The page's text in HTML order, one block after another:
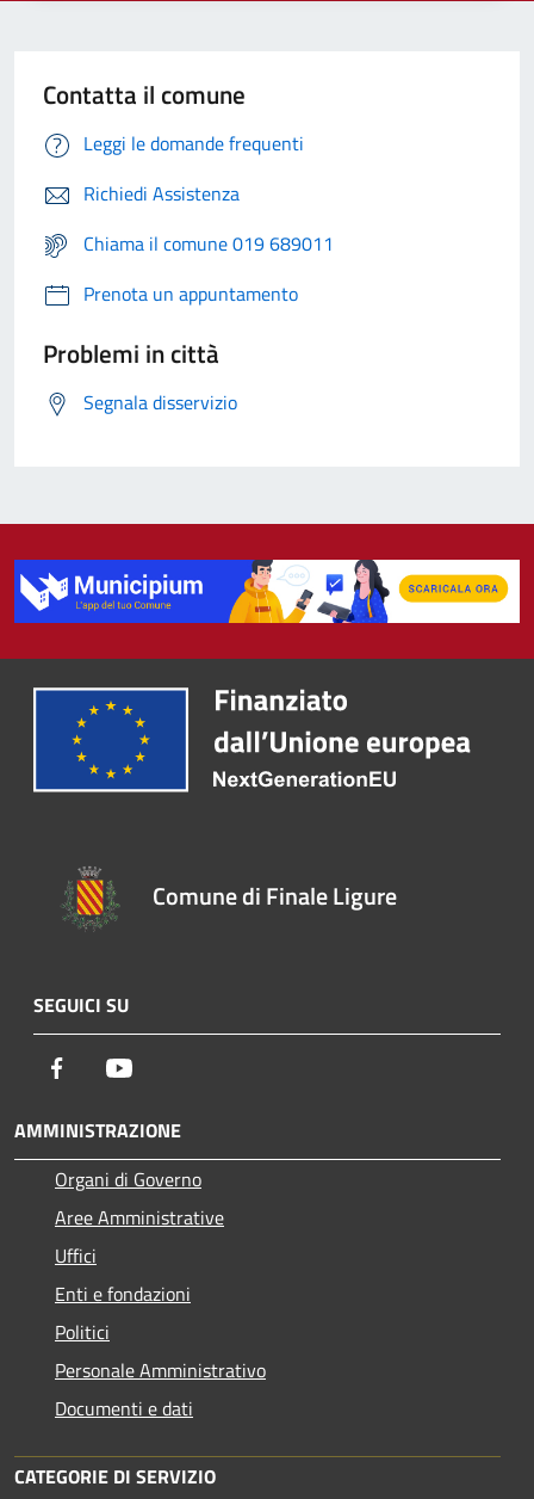
Contatta il comune
Leggi le domande frequenti
Richiedi Assistenza
Chiama il comune 019 689011
Prenota un appuntamento
Problemi in città
Segnala disservizio
Comune di Finale Ligure
SEGUICI SU
Facebook
AMMINISTRAZIONE
Organi di Governo
Aree Amministrative
Uffici
Enti e fondazioni
Politici
Personale Amministrativo
Documenti e dati
CATEGORIE DI SERVIZIO